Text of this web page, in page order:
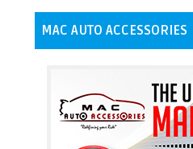
MAC AUTO ACCESSORIES